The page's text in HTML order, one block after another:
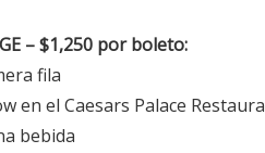
– $1,250 por boleto:
fila
en el Caesars Palace
bebida